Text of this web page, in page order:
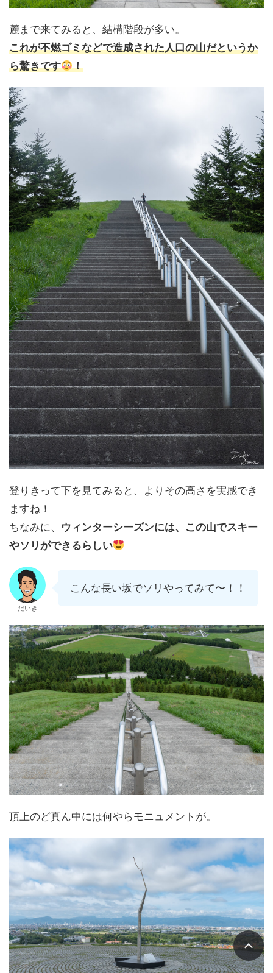
麓まで来てみると、結構階段が多い。
これが不燃ゴミなどで造成された人口の山だというか
ら驚きです
！
登りきって下を見てみると、よりその高さを実感でき
ますね！
ちなみに、 ウィンターシーズンには、この山でスキー
やソリができるらしい
だいき
こんな長い坂でソリやってみて〜！！
頂上のど真ん中には何やらモニュメントが。